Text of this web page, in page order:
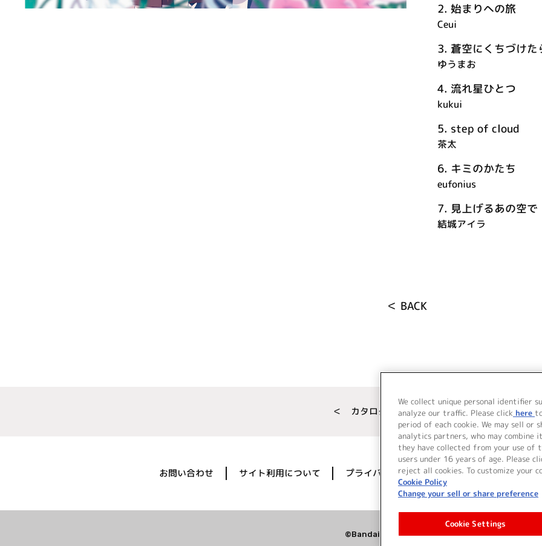
2. 始まりへの旅
Ceui
3. 蒼空にくちづけた
ゆうまお
4. 流れ星ひとつ
kukui
5. step of cloud
茶太
6. キミのかたち
eufonius
7. 見上げるあの空で
結城アイラ
＜ BACK
＜ カタログサイト トップページへ
お問い合わせ サイト利用について プライバシーポリシー 著作権／肖像権に
©Bandai Namco Music Live Inc.
We collect unique personal identifier
analyze our traffic. Please click here
period of each cookie. We may sell
analytics partners, who may
they have collected from your use of
users under 16 years of age. Please
reject all cookies. To customize your
Cookie Policy
Change your sell or share preference
Cookie Settings